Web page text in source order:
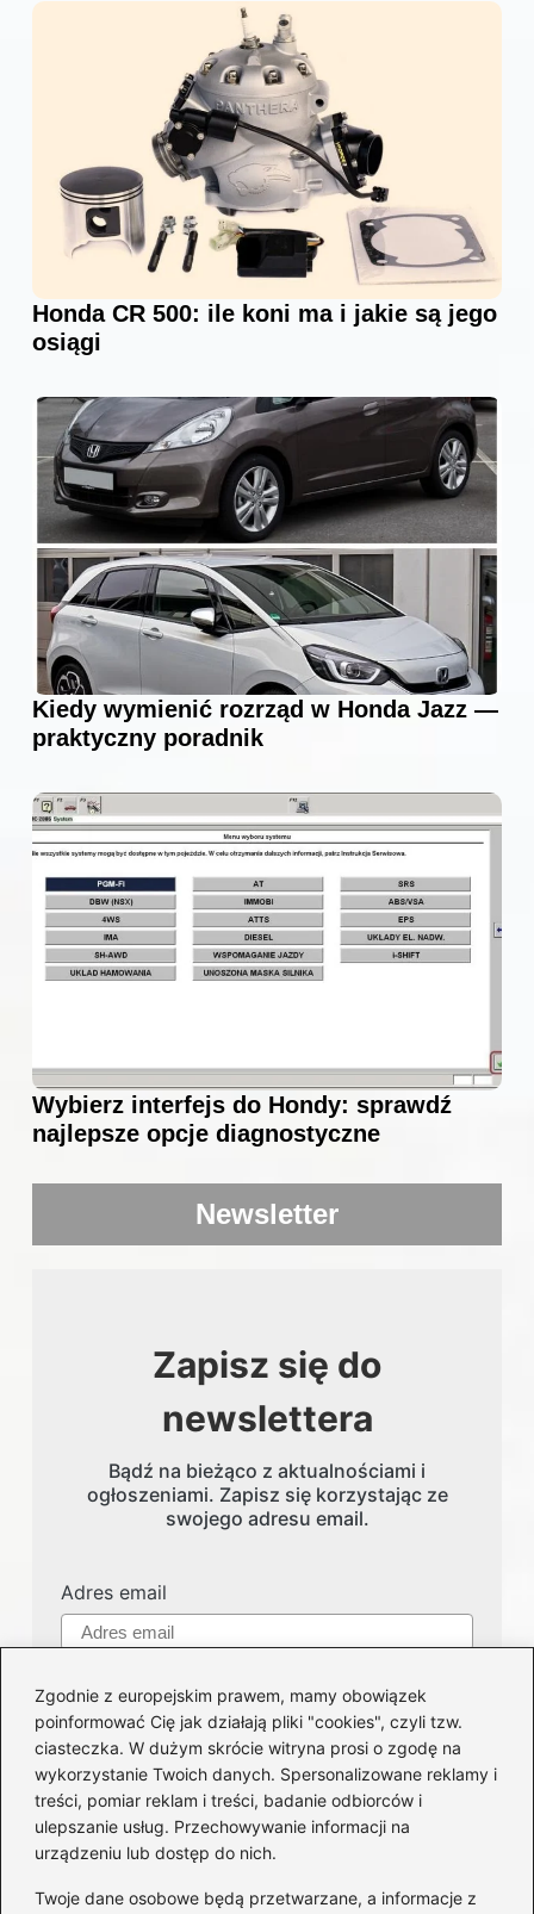
Zgodnie z europejskim prawem, mamy obowiązek
poinformować Cię jak działają pliki "cookies", czyli tzw.
ciasteczka. W dużym skrócie witryna prosi o zgodę na
wykorzystanie Twoich danych. Spersonalizowane reklamy i
treści, pomiar reklam i treści, badanie odbiorców i
ulepszanie usług. Przechowywanie informacji na
urządzeniu lub dostęp do nich.
Twoje dane osobowe będą przetwarzane, a informacje z
Honda CR 500: ile koni ma i jakie są jego
osiągi
Kiedy wymienić rozrząd w Honda Jazz —
praktyczny poradnik
Wybierz interfejs do Hondy: sprawdź
najlepsze opcje diagnostyczne
Newsletter
Zapisz się do
newslettera
Bądź na bieżąco z aktualnościami i
ogłoszeniami. Zapisz się korzystając ze
swojego adresu email.
Adres email
Kategorie
Części i serwis
(123)